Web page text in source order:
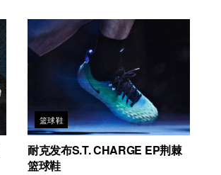
篮球鞋
耐克发布S.T. CHARGE EP荆棘
篮球鞋